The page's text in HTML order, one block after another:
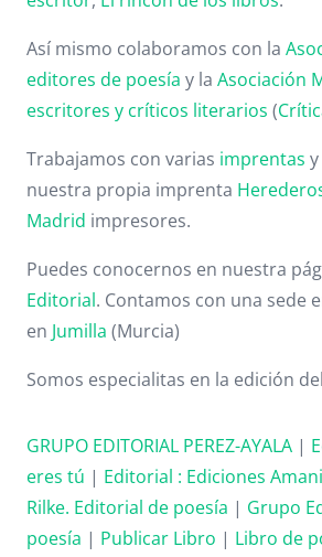
Así mismo colaboramos con la
editores de poesía y la Asociación
escritores y críticos literarios (
Trabajamos con varias imprentas
nuestra propia imprenta
Madrid impresores.
Puedes conocernos en nuestra
Editorial. Contamos con una sede
en Jumilla (Murcia)
Somos especialitas en la edición del
GRUPO EDITORIAL PEREZ-AYALA |
eres tú | Editorial : Ediciones
Rilke. Editorial de poesía | Grupo
poesía | Publicar Libro | Libro de